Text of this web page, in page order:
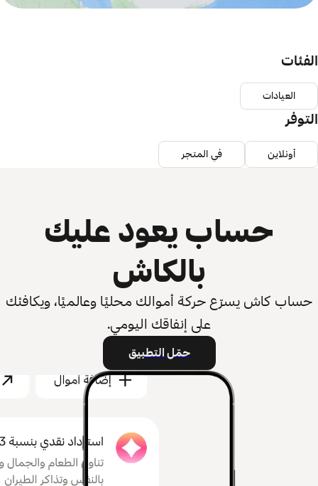
الفئات
العيادات
التوفر
أونلاين في المتجر
حساب يعود عليك
بالكاش
حساب كاش يسرّع حركة أموالك محليًا وعالميًا، ويكافئك
على إنفاقك اليومي.
حمّل التطبيق